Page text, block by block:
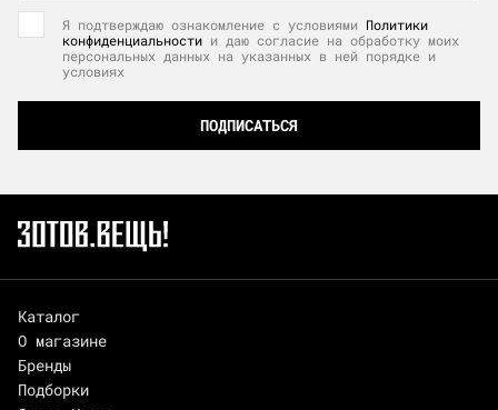
Я подтверждаю ознакомление с условиями Политики
конфиденциальности и даю согласие на обработку моих
персональных данных на указанных в ней порядке и
условиях
ПОДПИСАТЬСЯ
Каталог
О магазине
Бренды
Подборки